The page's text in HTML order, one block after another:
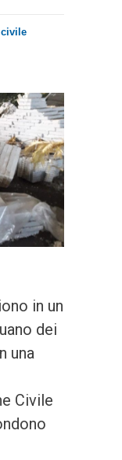
in un
dei
una
Civile